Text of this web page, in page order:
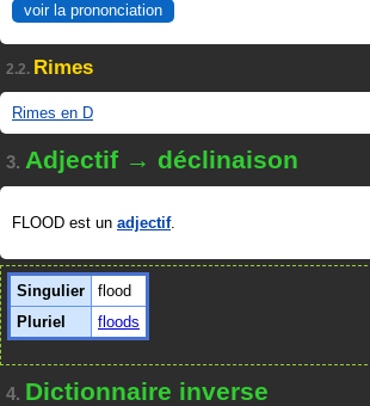
voir la prononciation
2.2. Rimes
Rimes en D
3. Adjectif → déclinaison
FLOOD est un adjectif.
Singulier
flood
Pluriel
floods
4. Dictionnaire inverse